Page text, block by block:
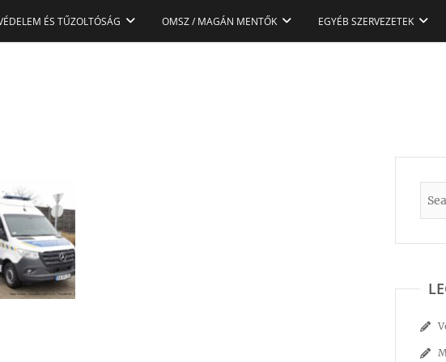
ÉS TŰZOLTÓSÁG OMSZ / MAGÁN MENTŐK EGYÉB SZERVEZETEK